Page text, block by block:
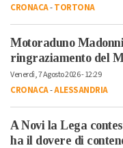
CRONACA-TORTONA
Motoraduno
ringraziamento del
Venerdì, 7 Agosto 2026 - 12:29
CRONACA-ALESSANDRIA
A Novi la Lega
ha il dovere di